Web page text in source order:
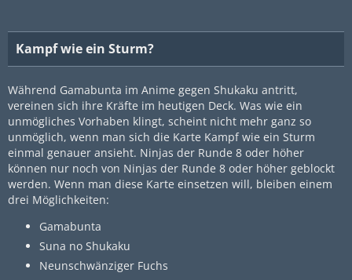
Kampf wie ein Sturm?
Während Gamabunta im Anime gegen Shukaku antritt,
vereinen sich ihre Kräfte im heutigen Deck. Was wie ein
unmögliches Vorhaben klingt, scheint nicht mehr ganz so
unmöglich, wenn man sich die Karte Kampf wie ein Sturm
einmal genauer ansieht. Ninjas der Runde 8 oder höher
können nur noch von Ninjas der Runde 8 oder höher geblockt
werden. Wenn man diese Karte einsetzen will, bleiben einem
drei Möglichkeiten:
Gamabunta
Suna no Shukaku
Neunschwänziger Fuchs